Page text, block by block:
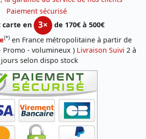
Paiement sécurisé
carte en
3×
de 170€ à 500€
(*) en France métropolitaine à partir de
Promo - volumineux ) Livraison Suivi 2 à
jours selon dispo stock